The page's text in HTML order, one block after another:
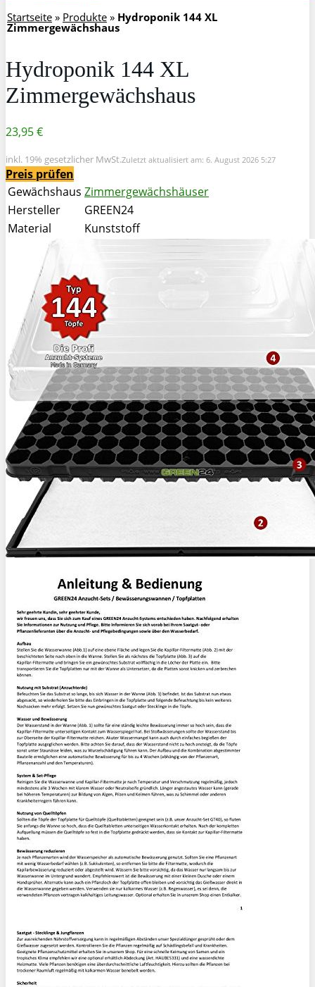
Startseite » Produkte » Hydroponik 144 XL
Zimmergewächshaus
Hydroponik 144 XL
Zimmergewächshaus
23,95 €
inkl. 19% gesetzlicher MwSt.Zuletzt aktualisiert am: 6. August 2026 5:27
Preis prüfen
Gewächshaus Zimmergewächshäuser
Hersteller
GREEN24
Material
Kunststoff